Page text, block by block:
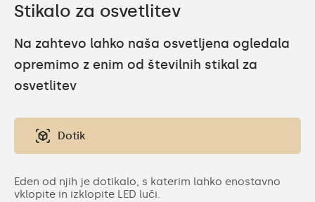
Stikalo za osvetlitev
Na zahtevo lahko naša osvetljena ogledala
opremimo z enim od številnih stikal za
osvetlitev
Dotik
Eden od njih je dotikalo, s katerim lahko enostavno
vklopite in izklopite LED luči.